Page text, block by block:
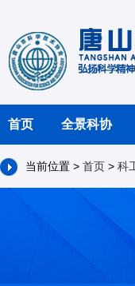
首页 全景科协
当前位置 > 首页 > 科